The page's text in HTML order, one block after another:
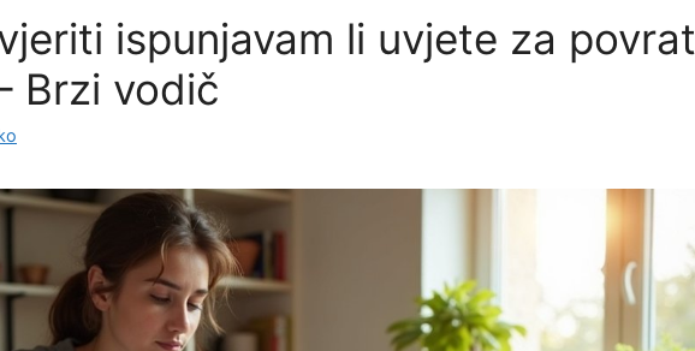
ispunjavam li uvjete za povrat
Brzi vodič